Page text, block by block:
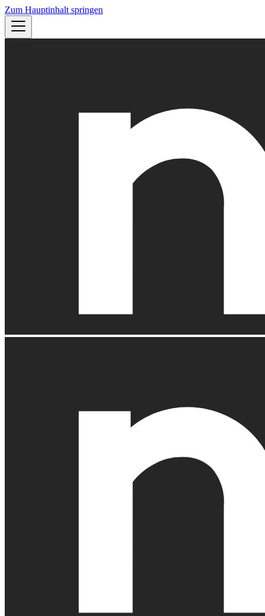
Zum Hauptinhalt springen